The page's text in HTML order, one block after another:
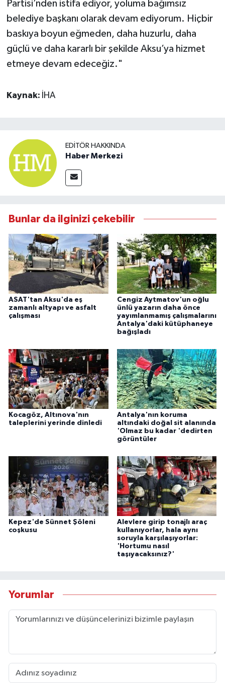
Partisi’nden istifa ediyor, yoluma bağımsız
belediye başkanı olarak devam ediyorum. Hiçbir
baskıya boyun eğmeden, daha huzurlu, daha
güçlü ve daha kararlı bir şekilde Aksu’ya hizmet
etmeye devam edeceğiz."
Kaynak: İHA
EDITÖR HAKKINDA
Haber Merkezi
Bunlar da ilginizi çekebilir
ASAT'tan Aksu'da eş
zamanlı altyapı ve asfalt
çalışması
Cengiz Aytmatov'un oğlu
ünlü yazarın daha önce
yayımlanmamış çalışmalarını
Antalya'daki kütüphaneye
bağışladı
Kocagöz, Altınova'nın
taleplerini yerinde dinledi
Antalya'nın koruma
altındaki doğal sit alanında
'Olmaz bu kadar 'dedirten
görüntüler
Kepez'de Sünnet Şöleni
coşkusu
Alevlere girip tonajlı araç
kullanıyorlar, hala aynı
soruyla karşılaşıyorlar:
'Hortumu nasıl
taşıyacaksınız?'
Yorumlar